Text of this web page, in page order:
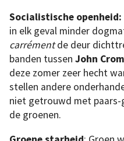
Socialistische openheid:
in elk geval minder
carrémentde deur
banden tussen John
deze zomer zeer hecht
stellen andere
niet getrouwd met
de groenen.